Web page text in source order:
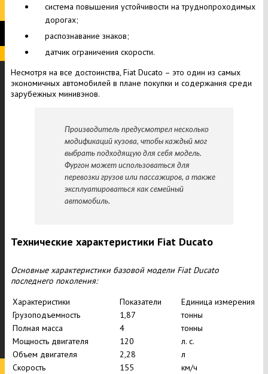
система повышения устойчивости на труднопроходимых
дорогах;
распознавание знаков;
датчик ограничения скорости.
Несмотря на все достоинства, Fiat Ducato – это один из самых
экономичных автомобилей в плане покупки и содержания среди
зарубежных минивэнов.
Производитель предусмотрел несколько
модификаций кузова, чтобы каждый мог
выбрать подходящую для себя модель.
Фургон может использоваться для
перевозки грузов или пассажиров, а также
эксплуатироваться как семейный
автомобиль.
Технические характеристики Fiat Ducato
Основные характеристики базовой модели Fiat Ducato
последнего поколения:
Характеристики
Показатели
Единица измерения
Грузоподъемность
1,87
тонны
Полная масса
4
тонны
Мощность двигателя
120
л. с.
Объем двигателя
2,28
л
Скорость
155
км/ч